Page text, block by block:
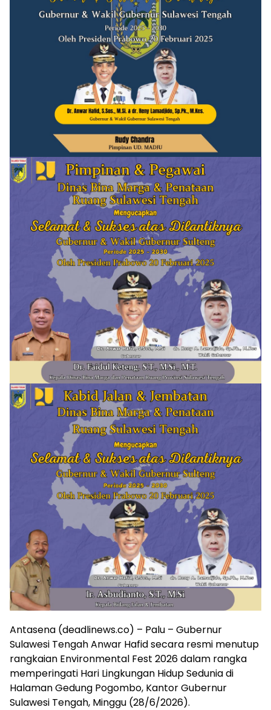
Antasena (deadlinews.co) – Palu – Gubernur
Sulawesi Tengah Anwar Hafid secara resmi menutup
rangkaian Environmental Fest 2026 dalam rangka
memperingati Hari Lingkungan Hidup Sedunia di
Halaman Gedung Pogombo, Kantor Gubernur
Sulawesi Tengah, Minggu (28/6/2026).